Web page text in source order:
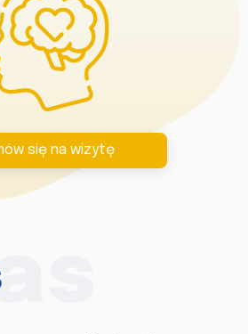
się na wizytę